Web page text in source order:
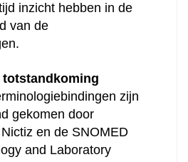
we je
inzicht hebben in de
van de
totstandkoming
zijn
gekomen door
en de SNOMED
and Laboratory